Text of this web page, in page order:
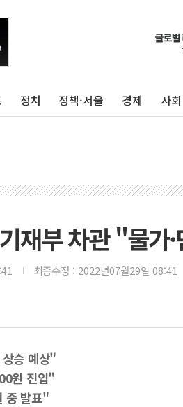
정치 정책·서울 경제 사회
재부 차관 "물가
최종수정 : 2022년07월29일 08:41
승 예상"
원 진입"
중 발표"